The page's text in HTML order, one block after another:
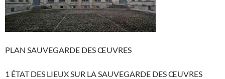
PLAN SAUVEGARDE DES ŒUVRES
1 ÉTAT DES LIEUX SUR LA SAUVEGARDE DES ŒUVRES